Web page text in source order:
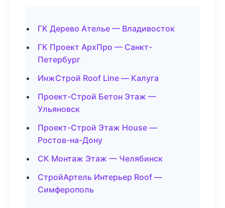
ГК Дерево Ателье — Владивосток
ГК Проект АрхПро — Санкт-
Петербург
ИнжСтрой Roof Line — Калуга
Проект-Строй Бетон Этаж —
Ульяновск
Проект-Строй Этаж House —
Ростов-на-Дону
СК Монтаж Этаж — Челябинск
СтройАртель Интерьер Roof —
Симферополь